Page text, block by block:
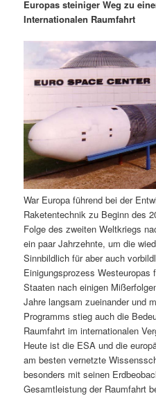
e
n
I
n
h
a
l
t
s
p
r
ä
r
e
n
I
n
h
a
l
t
s
n
a
o
n
Europas steiniger Weg zu
Internationalen Raumfahrt
War Europa führend bei der
Raketentechnik zu Beginn des
Folge des zweiten Weltkriegs
ein paar Jahrzehnte, um die
Sinnbildlich für aber auch
Einigungsprozess Westeuropas
Staaten nach einigen
Jahre langsam zueinander und
Programms stieg auch die
Raumfahrt im internationalen
Heute ist die ESA und die
am besten vernetzte
besonders mit seinen
Gesamtleistung der Raumfahrt